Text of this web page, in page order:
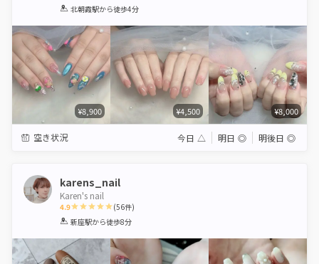
1 2 3 4 5
北朝霞駅から徒歩4分
¥8,900 ¥4,500 ¥8,000
空き状況 今日 △ 明日 ◎ 明後日 ◎
karens_nail
Karen's nail
4.9
1 2 3 4 5
(56件)
新座駅から徒歩8分